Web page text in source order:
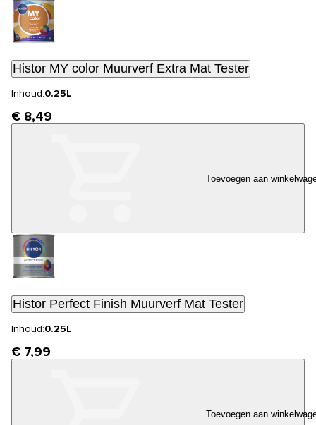
Histor MY color Muurverf Extra Mat Tester
Inhoud:0.25L
€ 8,49
Toevoegen aan
Histor Perfect Finish Muurverf Mat Tester
Inhoud:0.25L
€ 7,99
Toevoegen aan